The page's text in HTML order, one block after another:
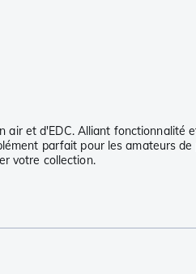
et d'EDC. Alliant
parfait pour les amateurs
votre collection.